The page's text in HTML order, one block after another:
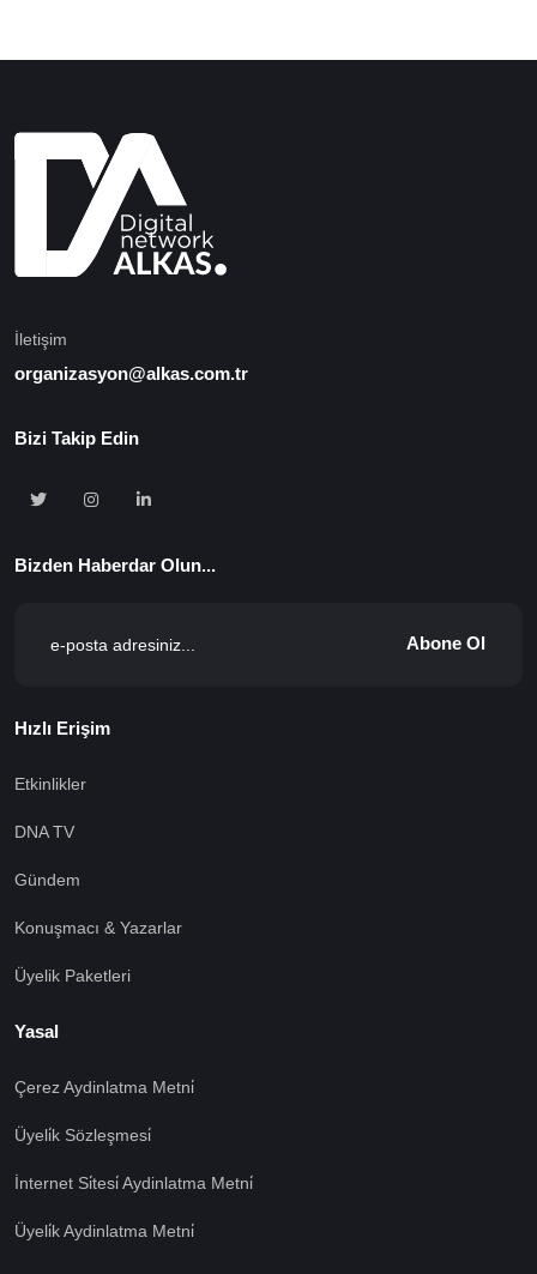
İletişim
organizasyon@alkas.com.tr
Bizi Takip Edin
Bizden Haberdar Olun...
Abone Ol
Hızlı Erişim
Etkinlikler
DNA TV
Gündem
Konuşmacı & Yazarlar
Üyelik Paketleri
Yasal
Çerez Aydinlatma Metni̇
Üyeli̇k Sözleşmesi̇
İnternet Si̇tesi̇ Aydinlatma Metni̇
Üyeli̇k Aydinlatma Metni̇